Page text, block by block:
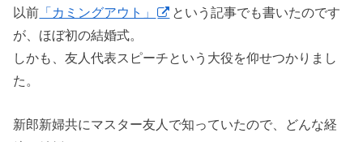
以前 「カミングアウト」
という記事でも書いたのです
が、ほぼ初の結婚式。
しかも、友人代表スピーチという大役を仰せつかりまし
た。
新郎新婦共にマスター友人で知っていたので、どんな経